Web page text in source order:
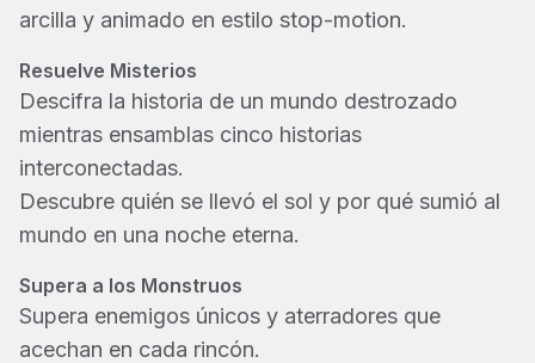
arcilla y animado en estilo stop-motion.
Resuelve Misterios
Descifra la historia de un mundo destrozado
mientras ensamblas cinco historias
interconectadas.
Descubre quién se llevó el sol y por qué sumió al
mundo en una noche eterna.
Supera a los Monstruos
Supera enemigos únicos y aterradores que
acechan en cada rincón.